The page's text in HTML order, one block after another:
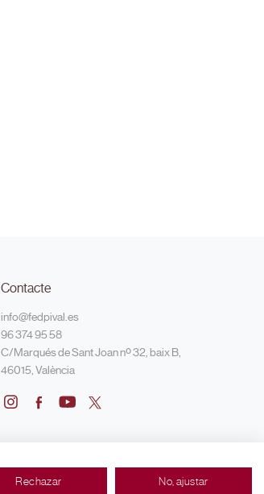
Rechazar No, ajustar
Contacte
info@fedpival.es
96 374 95 58
C/Marqués de Sant Joan nº 32, baix B,
46015, València